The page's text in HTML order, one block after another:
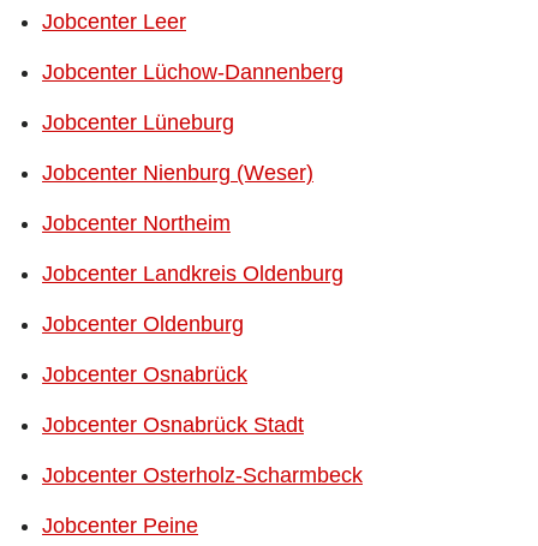
Jobcenter Leer
Jobcenter Lüchow-Dannenberg
Jobcenter Lüneburg
Jobcenter Nienburg (Weser)
Jobcenter Northeim
Jobcenter Landkreis Oldenburg
Jobcenter Oldenburg
Jobcenter Osnabrück
Jobcenter Osnabrück Stadt
Jobcenter Osterholz-Scharmbeck
Jobcenter Peine